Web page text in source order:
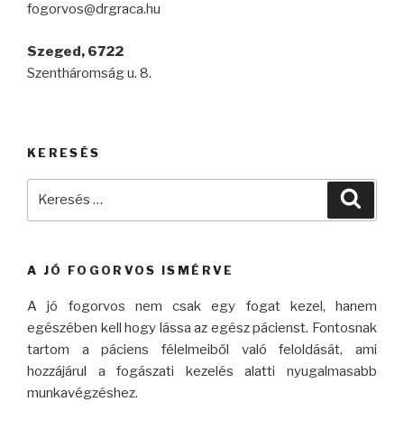
fogorvos@drgraca.hu
Szeged, 6722
Szentháromság u. 8.
KERESÉS
A JÓ FOGORVOS ISMÉRVE
A jó fogorvos nem csak egy fogat kezel, hanem
egészében kell hogy lássa az egész pácienst. Fontosnak
tartom a páciens félelmeiből való feloldását, ami
hozzájárul a fogászati kezelés alatti nyugalmasabb
munkavégzéshez.